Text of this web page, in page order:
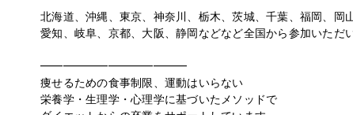
北海道、沖縄、東京、神奈川、栃木、茨城、千葉、福岡、岡
愛知、岐阜、京都、大阪、静岡などなど全国から参加いただ
━━━━━━━━━━━━━
痩せるための食事制限、運動はいらない
栄養学・生理学・心理学に基づいたメソッドで